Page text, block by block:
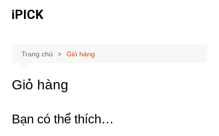
đếniPICK
Trang chủ Giỏ hàng
Giỏ hàng
Bạn có thể thích…